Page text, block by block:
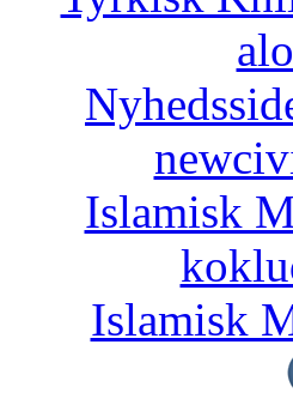
Islamisk
Islamisk